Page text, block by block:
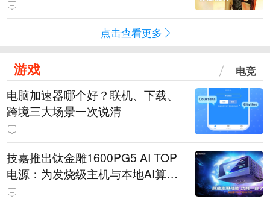
点击查看更多
游戏 电竞
电脑加速器哪个好？联机、下载、
跨境三大场景一次说清
技嘉推出钛金雕1600PG5 AI TOP
电源：为发烧级主机与本地AI算力
打造旗舰供电方案